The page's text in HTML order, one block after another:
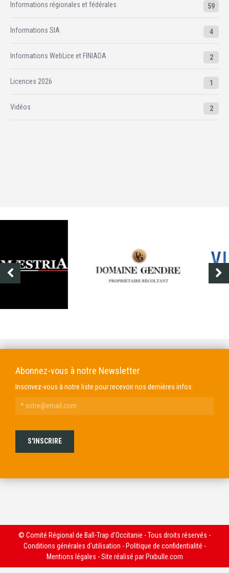
Informations régionales et fédérales 59
Informations SIA 4
Informations WebLice et FINIADA 2
Licences 2026 1
Vidéos 2
Abonnez-vous à notre Newsletter
Inscrivez-vous à notre liste pour recevoir nos dernières infos.
© Comité Régional de Ball-Trap d'Occitanie - Tous droits réservés -
Conditions générales d'utilisation - Politique de confidentialité -
Mentions légales - Site réalisé par Pixbulle.com